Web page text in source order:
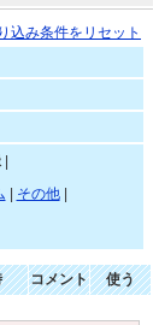
込み条件をリセット
|
その他|
コメント 使う